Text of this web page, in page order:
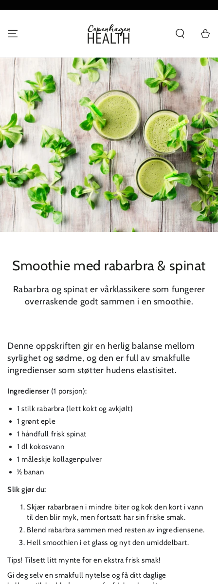
Smoothie med rabarbra & spinat
Rabarbra og spinat er vårklassikere som fungerer
overraskende godt sammen i en smoothie.
Denne oppskriften gir en herlig balanse mellom
syrlighet og sødme, og den er full av smakfulle
ingredienser som støtter hudens elastisitet.
Ingredienser (1 porsjon):
1 stilk rabarbra (lett kokt og avkjølt)
1 grønt eple
1 håndfull frisk spinat
1 dl kokosvann
1 måleskje kollagenpulver
½ banan
Slik gjør du:
Skjær rabarbraen i mindre biter og kok den kort i vann
til den blir myk, men fortsatt har sin friske smak.
Blend rabarbra sammen med resten av ingrediensene.
Hell smoothien i et glass og nyt den umiddelbart.
Tips! Tilsett litt mynte for en ekstra frisk smak!
Gi deg selv en smakfull nytelse og få ditt daglige